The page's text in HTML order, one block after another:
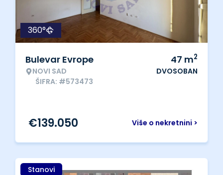
360°
Bulevar Evrope
NOVI SAD
ŠIFRA: #573473
47 m2
DVOSOBAN
Više o nekretnini >
€139.050
Stanovi